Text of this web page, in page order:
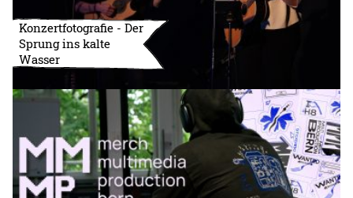
Konzertfotografie - Der
Sprung ins kalte
Wasser